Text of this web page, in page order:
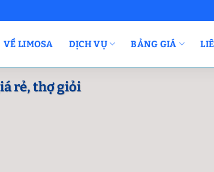
VỀ LIMOSA DỊCH VỤ BẢNG GIÁ
rẻ, thợ giỏi